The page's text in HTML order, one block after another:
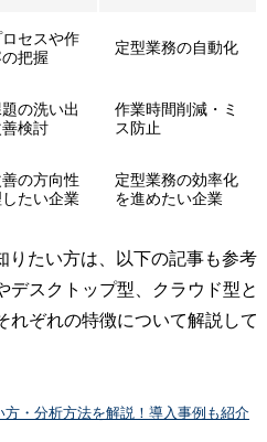
セスや作
把握
定型業務の自動化
の洗い出
善検討
作業時間削減・ミ
ス防止
の方向性
たい企業
定型業務の効率化
を進めたい企業
りたい方は、以下の記事も参考
デスクトップ型、クラウド型と
れぞれの特徴について解説して
・分析方法を解説！導入事例も紹介